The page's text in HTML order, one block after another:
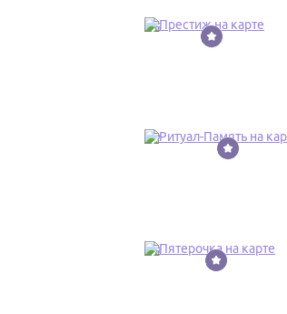
16
17
18